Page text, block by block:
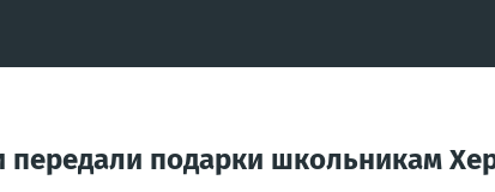
подарки школьникам